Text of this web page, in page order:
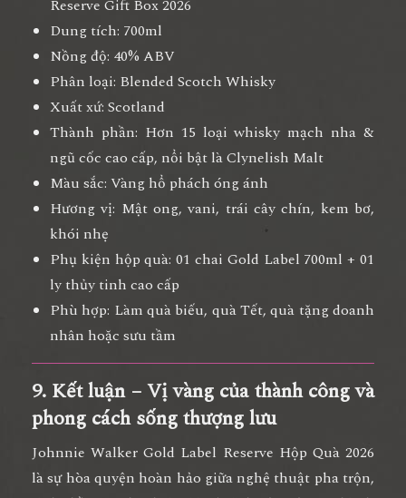
Reserve Gift Box 2026
Dung tích: 700ml
Nồng độ: 40% ABV
Phân loại: Blended Scotch Whisky
Xuất xứ: Scotland
Thành phần: Hơn 15 loại whisky mạch nha &
ngũ cốc cao cấp, nổi bật là Clynelish Malt
Màu sắc: Vàng hổ phách óng ánh
Hương vị: Mật ong, vani, trái cây chín, kem bơ,
khói nhẹ
Phụ kiện hộp quà: 01 chai Gold Label 700ml + 01
ly thủy tinh cao cấp
Phù hợp: Làm quà biếu, quà Tết, quà tặng doanh
nhân hoặc sưu tầm
9. Kết luận – Vị vàng của thành công và
phong cách sống thượng lưu
Johnnie Walker Gold Label Reserve Hộp Quà 2026
là sự hòa quyện hoàn hảo giữa nghệ thuật pha trộn,